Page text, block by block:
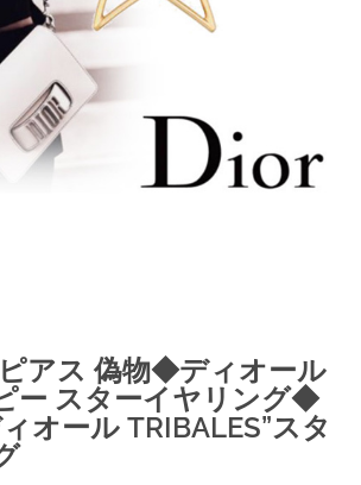
アス 偽物◆ディオール
ー スターイヤリング◆
オール TRIBALES”スタ